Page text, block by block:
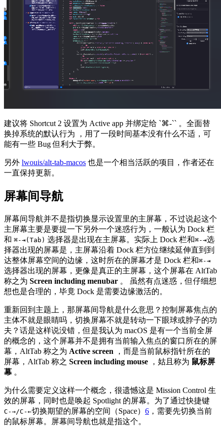
建议将 Shortcut 2 设置为 Active app 并绑定给 `⌘-`` 。全面替
换掉系统的默认行为 ，用了一段时间基本没有什么不适，可
能有一些 Bug 但利大于弊。
另外 lwouis/alt-tab-macos 也是一个相当活跃的项目，作者还在
一直保持更新。
屏幕间导航
屏幕间导航并不是指切换显示设置里的主屏幕，不过说起这个
主屏幕主要是要提一下另外一个迷惑行为，一般认为 Dock 栏
和 ⌘-⇥(Tab) 选择器是出现在主屏幕。实际上 Dock 栏和⌘-⇥选
择器出现的屏幕是，主屏幕沿着 Dock 栏方位继续延伸直到到
达整体屏幕空间的边缘，这时所在的屏幕才是 Dock 栏和⌘-⇥
选择器出现的屏幕，更像是真正的主屏幕，这个屏幕在 AltTab
称之为 Screen including menubar 。 虽然有点迷惑，但仔细想
想也是合理的，毕竟 Dock 是需要边缘激活的。
重新回到主题上，那屏幕间导航是什么意思？控制屏幕焦点的
主体不就是眼睛吗，切换屏幕不就是转动一下眼球或脖子的功
夫？话是这样说没错，但是我认为 macOS 是有一个当前全屏
的概念的，这个屏幕并不是拥有当前输入焦点的窗口所在的屏
幕，AltTab 称之为 Active screen ，而是当前鼠标指针所在的
屏幕，AltTab 称之 Screen including mouse ，姑且称为 鼠标屏
幕 。
为什么需要定义这样一个概念，很遗憾这是 Mission Control 生
效的屏幕，同时也是唤起 Spotlight 的屏幕。为了通过快捷键
C-→/C-←切换期望的屏幕的空间（Space） 6 ，需要先切换当前
的鼠标屏幕。屏幕间导航也就是指这个。